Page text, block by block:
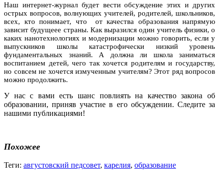
Наш интернет-журнал будет вести обсуждение этих и других
острых вопросов, волнующих учителей, родителей, школьников,
всех, кто понимает, что от качества образования напрямую
зависит будущеее страны. Как выразился один учитель физики, о
каких нанотехнологиях и модернизации можно говорить, если у
выпускников школы катастрофически низкий уровень
фундаментальных знаний. А должна ли школа заниматься
воспитанием детей, чего так хочется родителям и государству,
но совсем не хочется измученным учителям? Этот ряд вопросов
можно продолжить.
У нас с вами есть шанс повлиять на качество закона об
образовании, приняв участие в его обсуждении. Следите за
нашими публикациями!
Похожее
Теги: августовский педсовет, карелия, образование